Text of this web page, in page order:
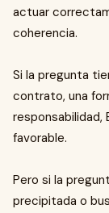
actuar
coherencia.
Si la pregunta
contrato, una
responsabilidad,
favorable.
Pero si la
precipitada o